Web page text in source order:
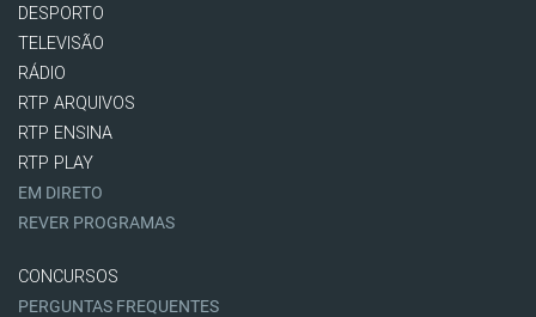
DESPORTO
TELEVISÃO
RÁDIO
RTP ARQUIVOS
RTP ENSINA
RTP PLAY
EM DIRETO
REVER PROGRAMAS
CONCURSOS
PERGUNTAS FREQUENTES